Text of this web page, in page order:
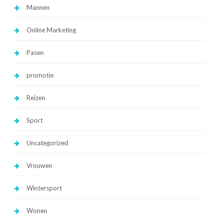
Mannen
Online Marketing
Pasen
promotie
Reizen
Sport
Uncategorized
Vrouwen
Wintersport
Wonen